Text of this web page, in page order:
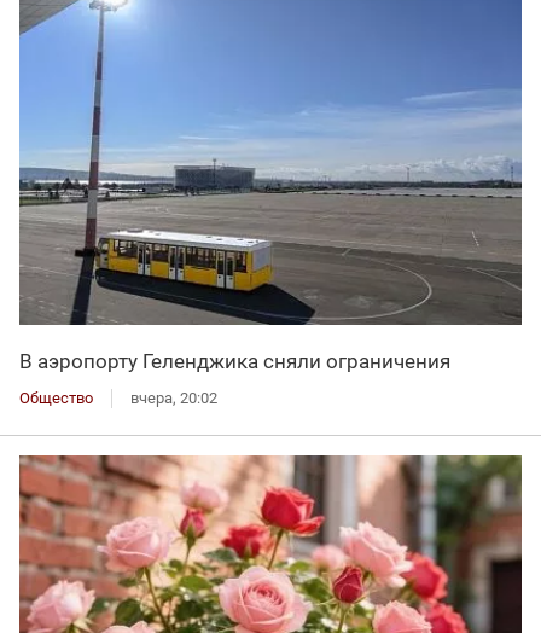
В аэропорту Геленджика сняли ограничения
Общество вчера, 20:02